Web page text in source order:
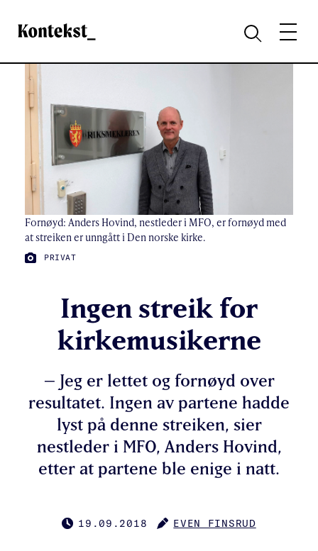
Kontekst
SØKMENY
Fornøyd: Anders Hovind, nestleder i MFO, er fornøyd med
at streiken er unngått i Den norske kirke.
FOTO:
PRIVAT
Ingen streik for
kirkemusikerne
– Jeg er lettet og fornøyd over
resultatet. Ingen av partene hadde
lyst på denne streiken, sier
nestleder i MFO, Anders Hovind,
etter at partene ble enige i natt.
PUBLISERT
19.09.2018
FORFATTER
EVEN FINSRUD